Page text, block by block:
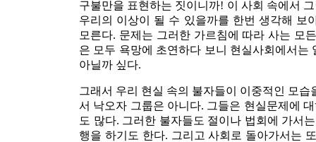
구불만을 표현하는 짓이니까! 이 사회 속에서
우리의 이상이 될 수 있을까를 한번 생각해 보
모른다. 문제는 그러한 가르침에 따라 사는 모
은 모두 욕망에 초연하다 보니 현실사회에서
아닐까 싶다.
그래서 우리 현실 속의 불자들이 이중적인 모
서 낙오자 그룹은 아니다. 그들은 현실문제에
도 많다. 그러한 불자들도 절이나 법회에 가서
행을 하기도 한다. 그리고 사회로 돌아가서는